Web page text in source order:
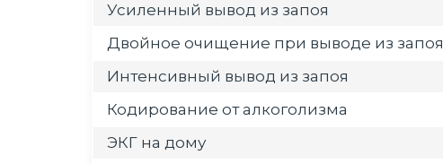
Усиленный вывод из запоя
Двойное очищение при выводе из запоя
Интенсивный вывод из запоя
Кодирование от алкоголизма
ЭКГ на дому